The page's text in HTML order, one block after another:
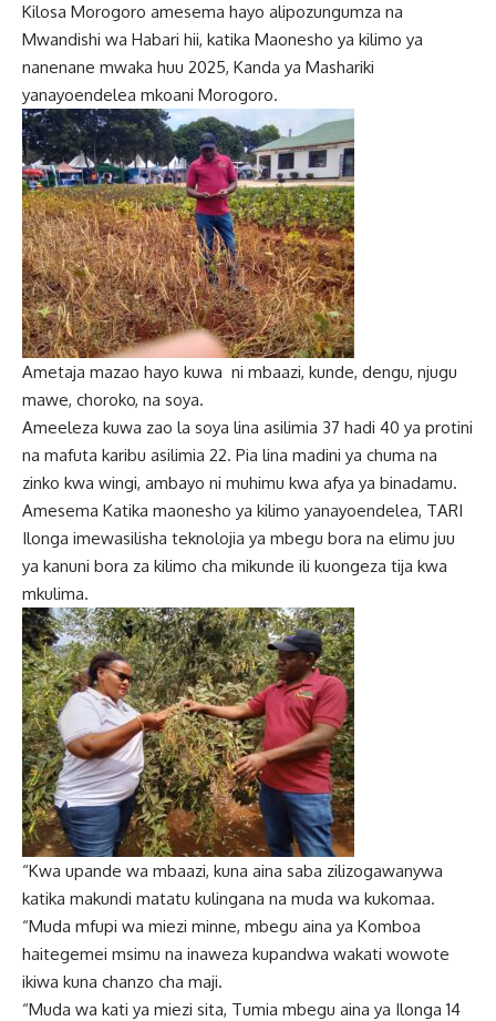
Kilosa Morogoro amesema hayo alipozungumza na
Mwandishi wa Habari hii, katika Maonesho ya kilimo ya
nanenane mwaka huu 2025, Kanda ya Mashariki
yanayoendelea mkoani Morogoro.
Ametaja mazao hayo kuwa ni mbaazi, kunde, dengu, njugu
mawe, choroko, na soya.
Ameeleza kuwa zao la soya lina asilimia 37 hadi 40 ya protini
na mafuta karibu asilimia 22. Pia lina madini ya chuma na
zinko kwa wingi, ambayo ni muhimu kwa afya ya binadamu.
Amesema Katika maonesho ya kilimo yanayoendelea, TARI
Ilonga imewasilisha teknolojia ya mbegu bora na elimu juu
ya kanuni bora za kilimo cha mikunde ili kuongeza tija kwa
mkulima.
“Kwa upande wa mbaazi, kuna aina saba zilizogawanywa
katika makundi matatu kulingana na muda wa kukomaa.
“Muda mfupi wa miezi minne, mbegu aina ya Komboa
haitegemei msimu na inaweza kupandwa wakati wowote
ikiwa kuna chanzo cha maji.
“Muda wa kati ya miezi sita, Tumia mbegu aina ya Ilonga 14